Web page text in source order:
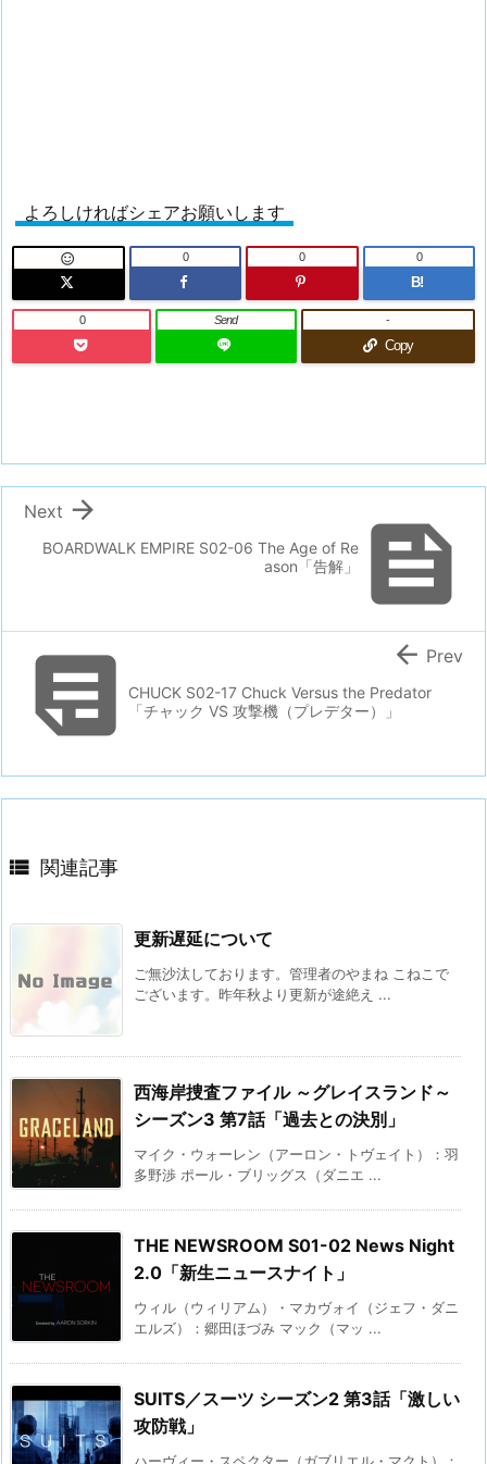
よろしければシェアお願いします
 0 0
B!
0
0 Send
Copy
-

BOARDWALK EMPIRE S02-06 The Age of Re
ason「告解」

Next
CHUCK S02-17 Chuck Versus the Predator
「チャック VS 攻撃機（プレデター）」
 Prev
 関連記事
更新遅延について
ご無沙汰しております。管理者のやまね こねこで
ございます。昨年秋より更新が途絶え ...
西海岸捜査ファイル ～グレイスランド～
シーズン3 第7話「過去との決別」
マイク・ウォーレン（アーロン・トヴェイト）：羽
多野渉 ポール・ブリッグス（ダニエ ...
THE NEWSROOM S01-02 News Night
2.0「新生ニュースナイト」
ウィル（ウィリアム）・マカヴォイ（ジェフ・ダニ
エルズ）：郷田ほづみ マック（マッ ...
SUITS／スーツ シーズン2 第3話「激しい
攻防戦」